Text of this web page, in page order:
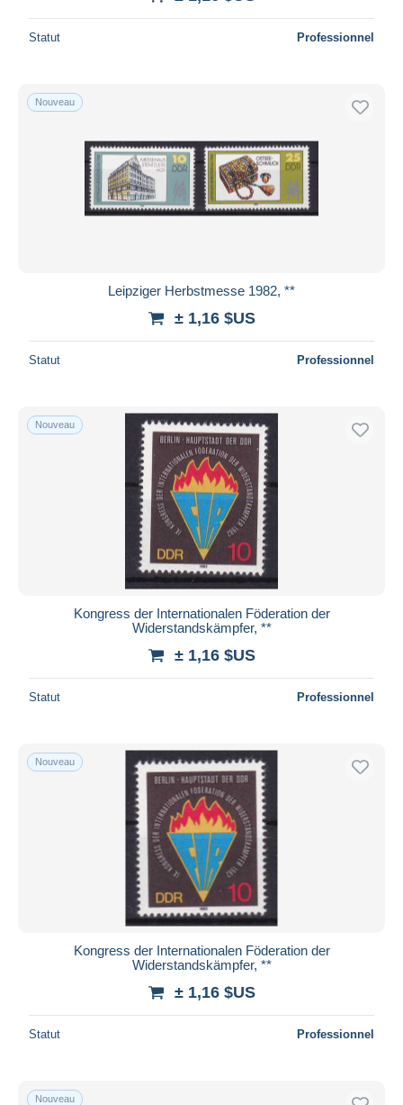
Statut Professionnel
Nouveau
Leipziger Herbstmesse 1982, **
± 1,16 $US
Statut Professionnel
Nouveau
Kongress der Internationalen Föderation der
Widerstandskämpfer, **
± 1,16 $US
Statut Professionnel
Nouveau
Kongress der Internationalen Föderation der
Widerstandskämpfer, **
± 1,16 $US
Statut Professionnel
Nouveau